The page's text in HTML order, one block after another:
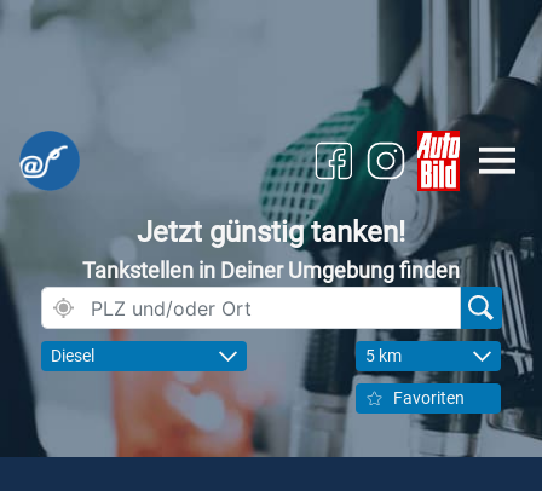
Jetzt günstig tanken!
Tankstellen in Deiner Umgebung finden
Diesel 5 km
Favoriten